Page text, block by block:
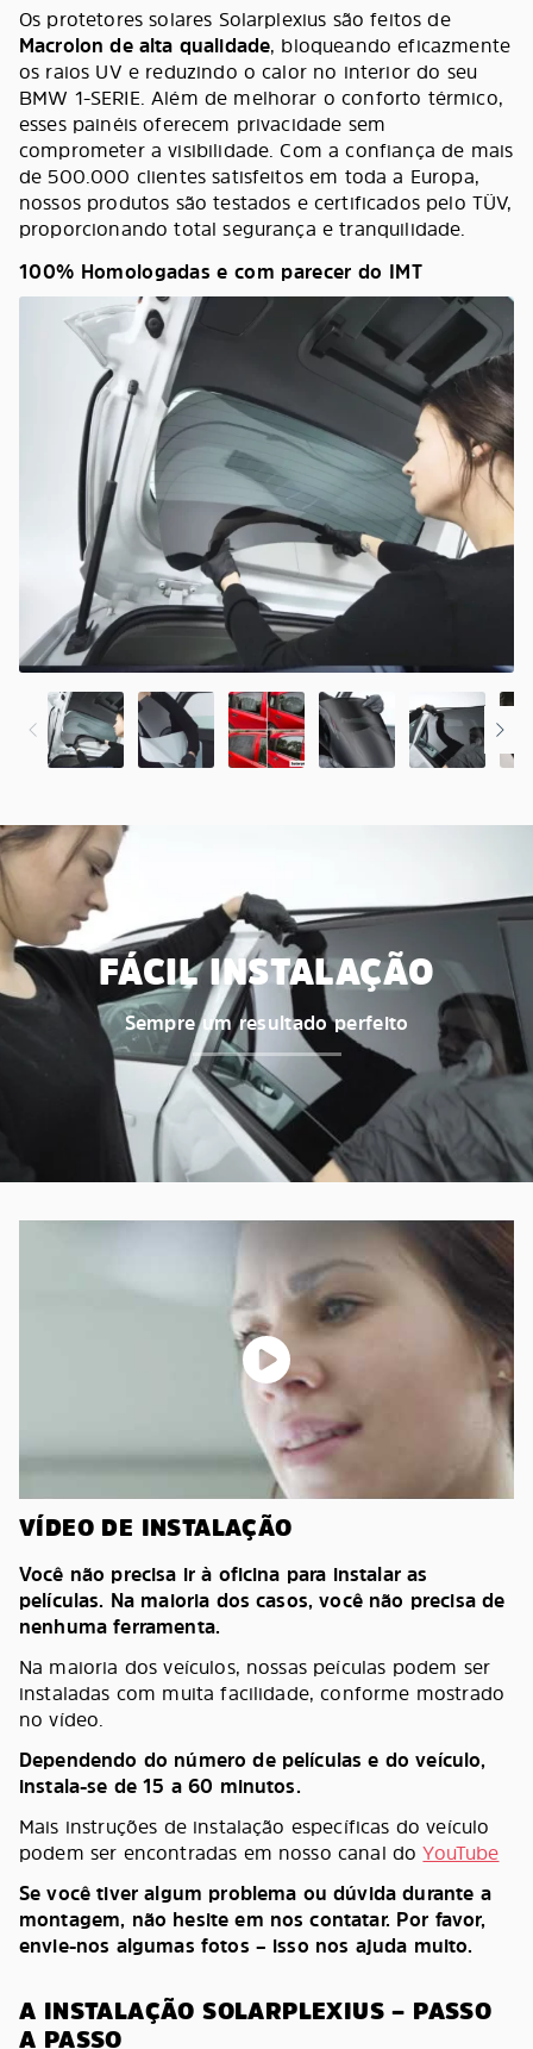
Os protetores solares Solarplexius são feitos de
Macrolon de alta qualidade, bloqueando eficazmente
os raios UV e reduzindo o calor no interior do seu
BMW 1-SERIE. Além de melhorar o conforto térmico,
esses painéis oferecem privacidade sem
comprometer a visibilidade. Com a confiança de mais
de 500.000 clientes satisfeitos em toda a Europa,
nossos produtos são testados e certificados pelo TÜV,
proporcionando total segurança e tranquilidade.
100% Homologadas e com parecer do IMT
FÁCIL INSTALAÇÃO
Sempre um resultado perfeito
VÍDEO DE INSTALAÇÃO
Você não precisa ir à oficina para instalar as
películas. Na maioria dos casos, você não precisa de
nenhuma ferramenta.
Na maioria dos veículos, nossas peículas podem ser
instaladas com muita facilidade, conforme mostrado
no vídeo.
Dependendo do número de películas e do veículo,
instala-se de 15 a 60 minutos.
Mais instruções de instalação específicas do veículo
podem ser encontradas em nosso canal doYouTube
Se você tiver algum problema ou dúvida durante a
montagem, não hesite em nos contatar. Por favor,
envie-nos algumas fotos – isso nos ajuda muito.
A INSTALAÇÃO SOLARPLEXIUS – PASSO
A PASSO